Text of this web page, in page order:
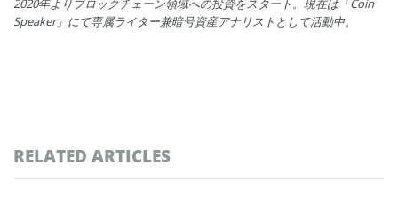
2020年よりブロックチェーン領域への投資をスタート。現在は「Coin
Speaker」にて専属ライター兼暗号資産アナリストとして活動中。
RELATED ARTICLES